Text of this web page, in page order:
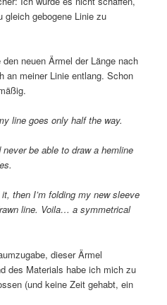
gleich gebogene Linie zu
neuen Ärmel der Länge nach
an meiner Linie entlang. Schon
line goes only half the way.
be able to draw a hemline
then I’m folding my new sleeve
line. Voila… a symmetrical
dieser Ärmel
des Materials habe ich mich zu
(und keine Zeit gehabt, ein